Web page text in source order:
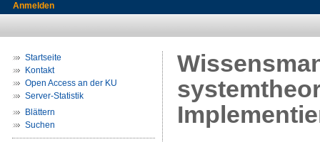
Anmelden
Startseite
Kontakt
Open Access an der KU
Server-Statistik
Blättern
Suchen